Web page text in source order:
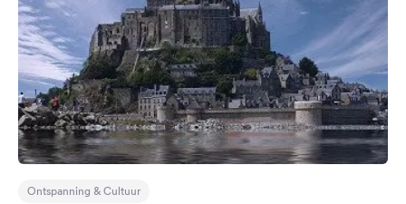
Ontspanning & Cultuur